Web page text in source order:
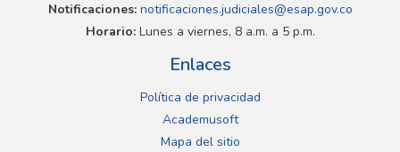
Notificaciones:notificaciones.judiciales@esap.gov.co
Horario:Lunes a viernes, 8 a.m. a 5 p.m.
Enlaces
Política de privacidad
Academusoft
Mapa del sitio